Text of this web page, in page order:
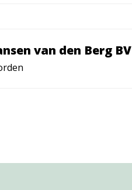
van den Berg BV